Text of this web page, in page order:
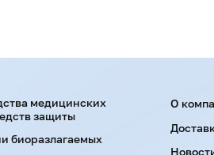
медицинских
защиты
биоразлагаемых
О